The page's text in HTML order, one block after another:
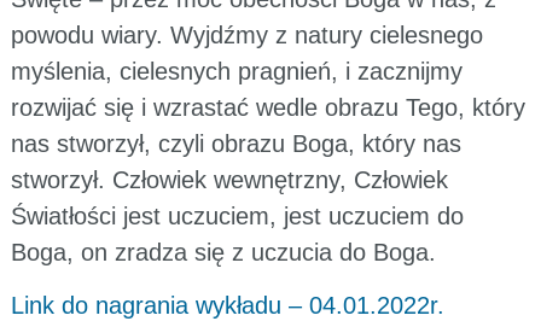
powodu wiary. Wyjdźmy z natury cielesnego
myślenia, cielesnych pragnień, i zacznijmy
rozwijać się i wzrastać wedle obrazu Tego, który
nas stworzył, czyli obrazu Boga, który nas
stworzył. Człowiek wewnętrzny, Człowiek
Światłości jest uczuciem, jest uczuciem do
Boga, on zradza się z uczucia do Boga.
Link do nagrania wykładu – 04.01.2022r.